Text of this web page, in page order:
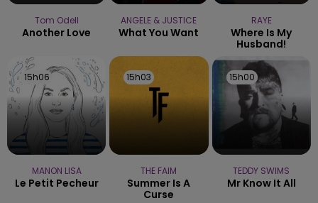
Tom Odell
Another Love
ANGELE & JUSTICE
What You Want
RAYE
Where Is My
Husband!
15h06
15h06
MANON LISA
Le Petit Pecheur
15h03
15h03
THE FAIM
Summer Is A
Curse
15h00
15h00
TEDDY SWIMS
Mr Know It All